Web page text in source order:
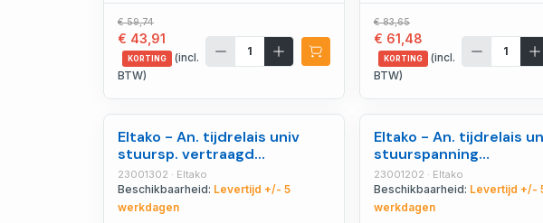
€ 59,74
€ 43,91
KORTING
(incl.
BTW)
€ 83,65
€ 61,48
KORTING
(incl.
BTW)
Eltako - An. tijdrelais univ
stuursp. vertraagd
opkomend - 23001302
23001302 · Eltako
Beschikbaarheid: Levertijd +/- 5
werkdagen
Eltako - An. tijdrelais
stuurspanning
afvalvertraging -
23001202 · Eltako
Beschikbaarheid: Levertijd +/-
werkdagen